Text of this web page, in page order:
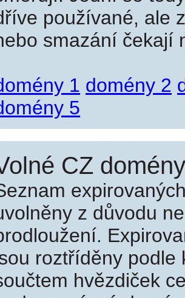
používané, ale
smazání čekají
1 domény 2
5
CZ
z důvodu
roztříděny podle
hvězdiček